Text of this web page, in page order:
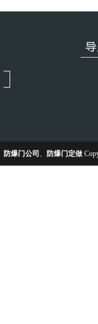
防爆门公司 、 防爆门定做